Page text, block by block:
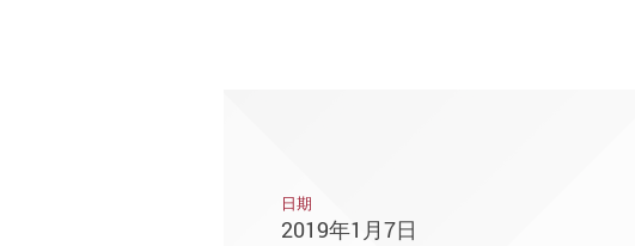
日期
2019年1月7日